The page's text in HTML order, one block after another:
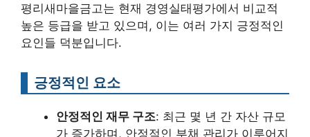
평리새마을금고는 현재 경영실태평가에서 비교적
높은 등급을 받고 있으며, 이는 여러 가지 긍정적인
요인들 덕분입니다.
긍정적인 요소
안정적인 재무 구조: 최근 몇 년 간 자산 규모
가 증가하며, 안정적인 부채 관리가 이루어지